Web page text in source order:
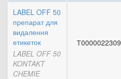
LABEL OFF 50
препарат для
видалення
етикеток
LABEL OFF 50
KONTAKT
CHEMIE
Т0000022309